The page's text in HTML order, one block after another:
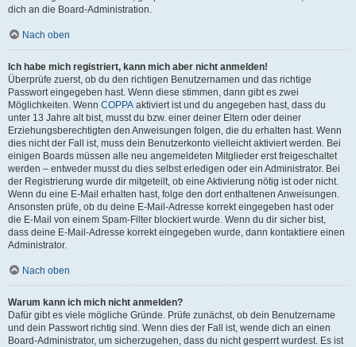
dich an die Board-Administration.
Nach oben
Ich habe mich registriert, kann mich aber nicht anmelden!
Überprüfe zuerst, ob du den richtigen Benutzernamen und das richtige
Passwort eingegeben hast. Wenn diese stimmen, dann gibt es zwei
Möglichkeiten. Wenn COPPA aktiviert ist und du angegeben hast, dass du
unter 13 Jahre alt bist, musst du bzw. einer deiner Eltern oder deiner
Erziehungsberechtigten den Anweisungen folgen, die du erhalten hast. Wenn
dies nicht der Fall ist, muss dein Benutzerkonto vielleicht aktiviert werden. Bei
einigen Boards müssen alle neu angemeldeten Mitglieder erst freigeschaltet
werden – entweder musst du dies selbst erledigen oder ein Administrator. Bei
der Registrierung wurde dir mitgeteilt, ob eine Aktivierung nötig ist oder nicht.
Wenn du eine E-Mail erhalten hast, folge den dort enthaltenen Anweisungen.
Ansonsten prüfe, ob du deine E-Mail-Adresse korrekt eingegeben hast oder
die E-Mail von einem Spam-Filter blockiert wurde. Wenn du dir sicher bist,
dass deine E-Mail-Adresse korrekt eingegeben wurde, dann kontaktiere einen
Administrator.
Nach oben
Warum kann ich mich nicht anmelden?
Dafür gibt es viele mögliche Gründe. Prüfe zunächst, ob dein Benutzername
und dein Passwort richtig sind. Wenn dies der Fall ist, wende dich an einen
Board-Administrator, um sicherzugehen, dass du nicht gesperrt wurdest. Es ist